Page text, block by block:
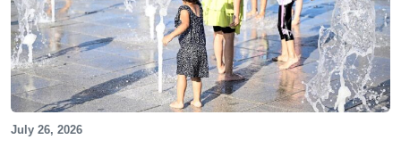
July 26, 2026